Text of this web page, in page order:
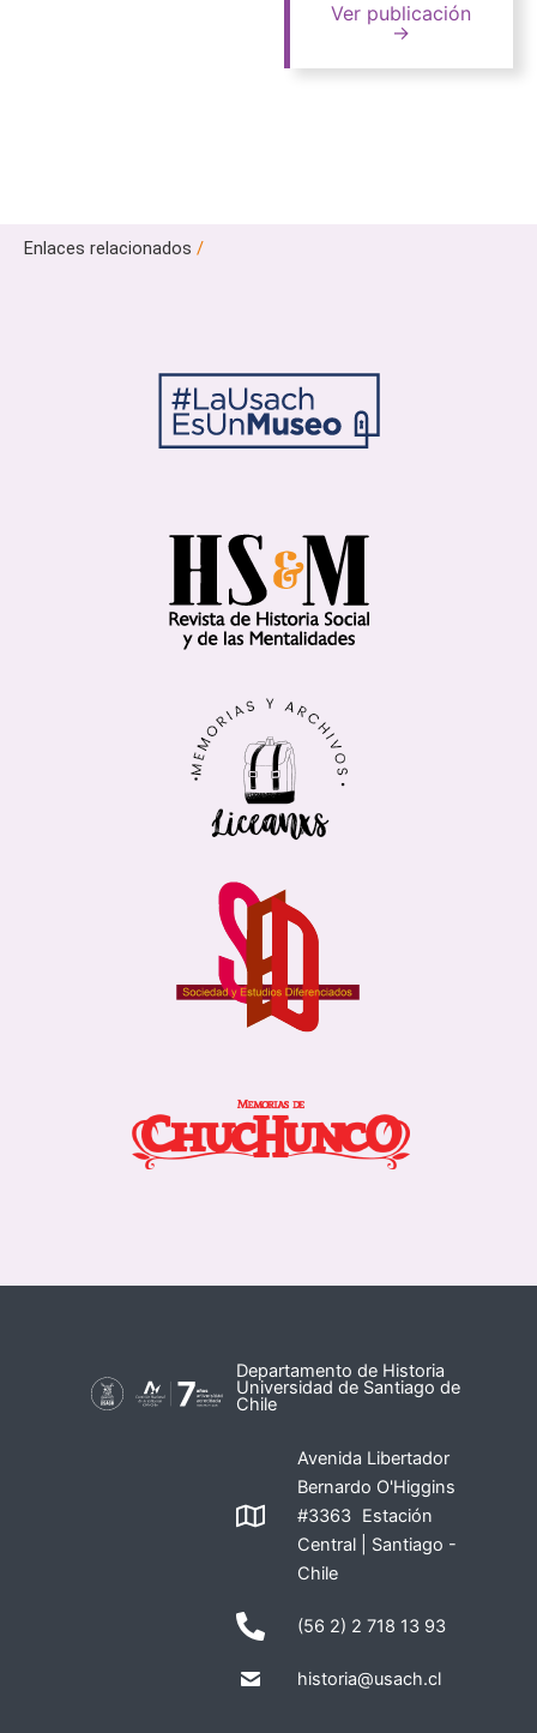
Ver publicación
→
Enlaces relacionados /
Departamento de Historia
Universidad de Santiago de
Chile
Avenida Libertador
Bernardo O'Higgins
#3363 Estación
Central | Santiago -
Chile
(56 2) 2 718 13 93
historia@usach.cl